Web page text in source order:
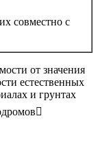
совместно с
от значения
естественных
и грунтах